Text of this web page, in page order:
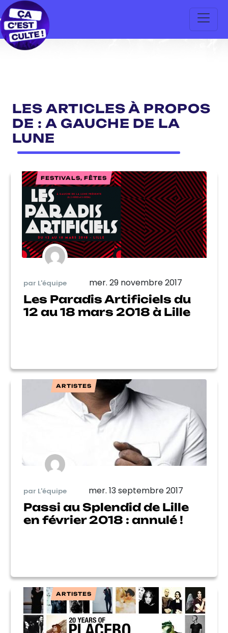
LES ARTICLES À PROPOS
DE : A GAUCHE DE LA
LUNE
FESTIVALS, FÊTES
par L'équipe mer. 29 novembre 2017
Les Paradis Artificiels du
12 au 18 mars 2018 à Lille
ARTISTES
par L'équipe mer. 13 septembre 2017
Passi au Splendid de Lille
en février 2018 : annulé !
ARTISTES